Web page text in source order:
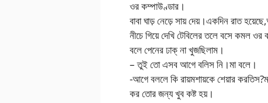
ওর কম্পাউণ্ডার।
বাবা ঘাড় নেড়ে সায় দেয়।একদিন রাত
নীচে গিয়ে দেখি টেবিলের তলে বসে কমল
বলে পেনের ঢাক্ না খুজছিলাম।
– তুই তো এসব আগে বলিস নি।মা বলে।
-আগে বললে কি রায়মশায়কে শেয়ার
কর তোর জন্য খুব কষ্ট হয়।